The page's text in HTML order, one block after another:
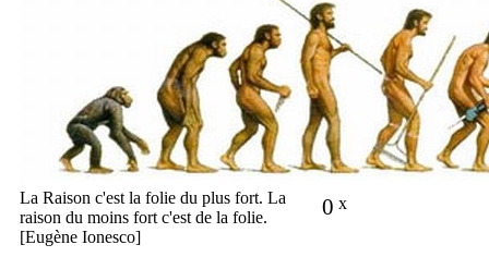
0 x
La Raison c'est la folie du plus fort. La
raison du moins fort c'est de la folie.
[Eugène Ionesco]